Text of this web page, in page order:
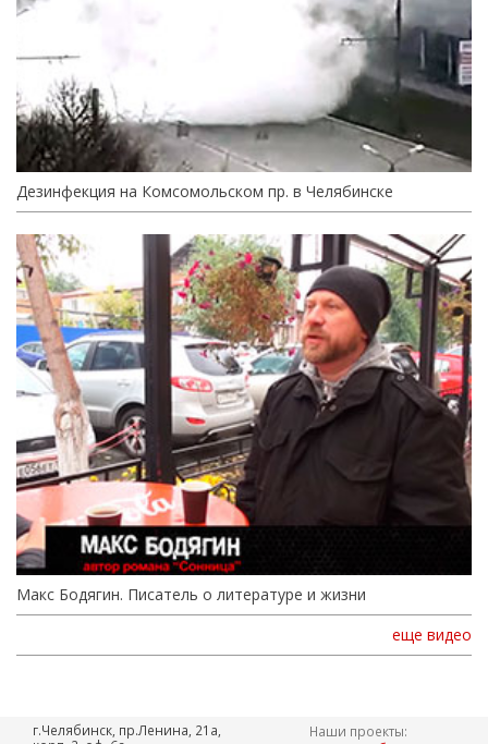
Дезинфекция на Комсомольском пр. в Челябинске
Макс Бодягин. Писатель о литературе и жизни
еще видео
г.Челябинск, пр.Ленина, 21а,
Наши проекты: